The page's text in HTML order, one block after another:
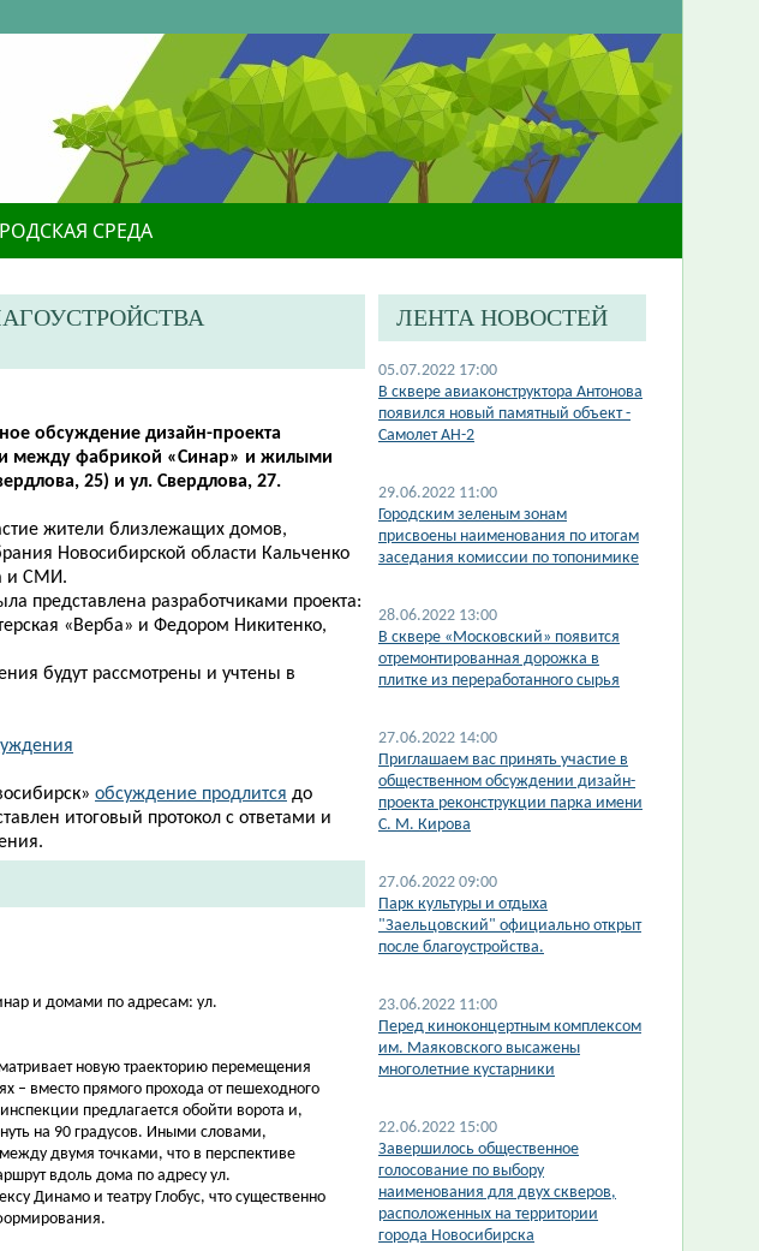
СРЕДА
обсуждение дизайн-проекта
между фабрикой «Синар» и жилыми
25) и ул. Свердлова, 27.
жители близлежащих домов,
Новосибирской области Кальченко
и СМИ.
представлена разработчиками проекта:
«Верба» и Федором Никитенко,
будут рассмотрены и учтены в
обсуждение продлится​ до
итоговый протокол с ответами и
и домами по адресам: ул.
новую траекторию перемещения
вместо прямого прохода от пешеходного
предлагается обойти ворота и,
на 90 градусов. Иными словами,
двумя точками, что в перспективе
вдоль дома по адресу ул.
Динамо и театру Глобус, что существенно
ЛЕНТА НОВОСТЕЙ
05.07.2022 17:00
В сквере авиаконструктора Антонова
появился новый памятный объект -
Самолет АН-2
29.06.2022 11:00
Городским зеленым зонам
присвоены наименования по итогам
заседания комиссии по топонимике
28.06.2022 13:00
В сквере «Московский» появится
отремонтированная дорожка в
плитке из переработанного сырья
27.06.2022 14:00
Приглашаем вас принять участие в
общественном обсуждении дизайн-
проекта реконструкции парка имени
С. М. Кирова
27.06.2022 09:00
​Парк культуры и отдыха
"Заельцовский" официально открыт
после благоустройства.
23.06.2022 11:00
Перед киноконцертным комплексом
им. Маяковского высажены
многолетние кустарники
22.06.2022 15:00
Завершилось общественное
голосование по выбору
наименования для двух скверов,
расположенных на территории
города Новосибирска